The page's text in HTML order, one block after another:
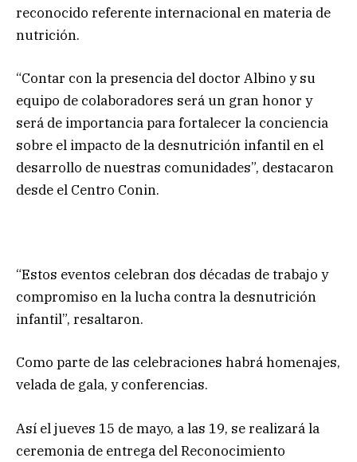
reconocido referente internacional en materia de
nutrición.
“Contar con la presencia del doctor Albino y su
equipo de colaboradores será un gran honor y
será de importancia para fortalecer la conciencia
sobre el impacto de la desnutrición infantil en el
desarrollo de nuestras comunidades”, destacaron
desde el Centro Conin.
“Estos eventos celebran dos décadas de trabajo y
compromiso en la lucha contra la desnutrición
infantil”, resaltaron.
Como parte de las celebraciones habrá homenajes,
velada de gala, y conferencias.
Así el jueves 15 de mayo, a las 19, se realizará la
ceremonia de entrega del Reconocimiento